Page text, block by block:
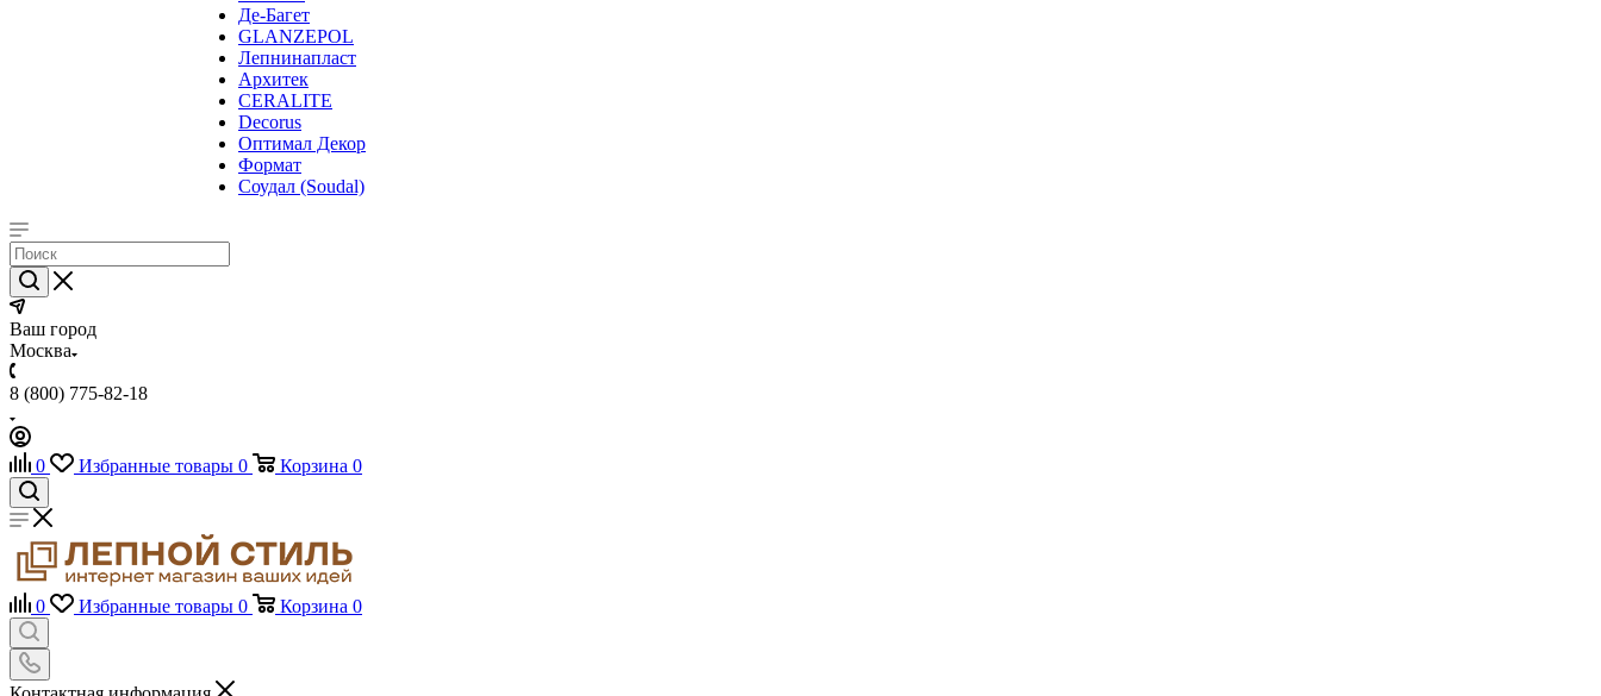
Де-Багет
GLANZEPOL
Лепнинапласт
Архитек
CERALITE
Decorus
Оптимал Декор
Формат
Соудал (Soudal)
Ваш город
Москва
8 (800) 775-82-18
0 Избранные товары 0 Корзина 0
0 Избранные товары 0 Корзина 0